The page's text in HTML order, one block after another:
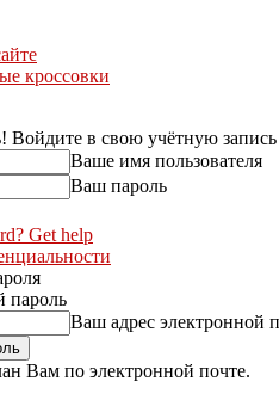
кроссовки
Войдите в свою учётную запись
Ваше имя пользователя
Ваш пароль
Get help
пароль
Ваш адрес электронной
Вам по электронной почте.